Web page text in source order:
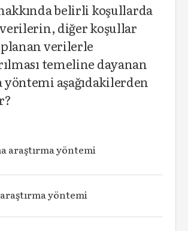
belirli koşullarda
diğer koşullar
verilerle
temeline dayanan
yöntemi aşağıdakilerden
araştırma yöntemi
yöntemi